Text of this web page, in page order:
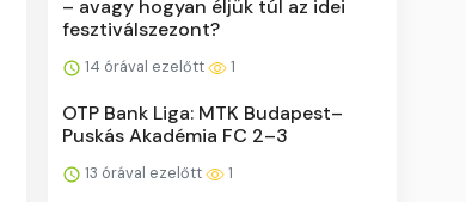
– avagy hogyan éljük túl az idei
fesztiválszezont?
14 órával ezelőtt 1
OTP Bank Liga: MTK Budapest–
Puskás Akadémia FC 2–3
13 órával ezelőtt 1